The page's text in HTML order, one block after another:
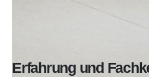
Erfahrung und